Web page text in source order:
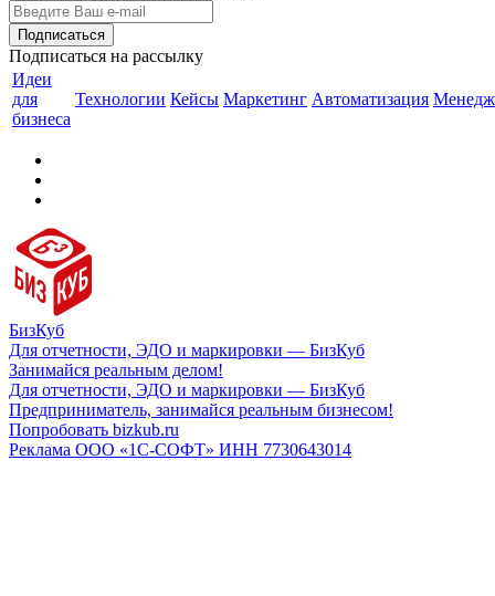
Подписаться на рассылку
Идеи
для
бизнеса
Технологии Кейсы Маркетинг Автоматизация
БизКуб
Для отчетности, ЭДО и маркировки — БизКуб
Занимайся реальным делом!
Для отчетности, ЭДО и маркировки — БизКуб
Предприниматель, занимайся реальным бизнесом!
Попробовать bizkub.ru
Реклама ООО «1С-СОФТ» ИНН 7730643014